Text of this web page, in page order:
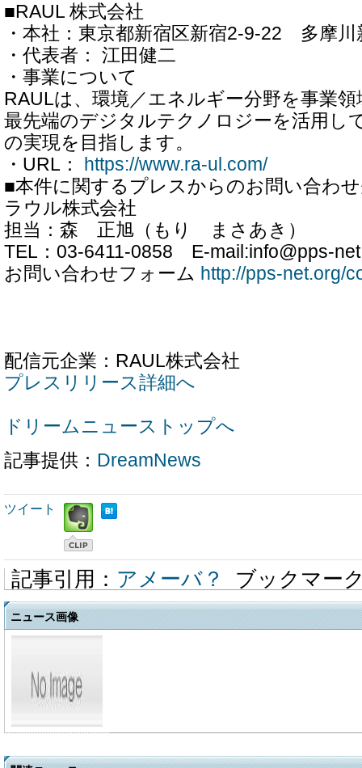
■RAUL 株式会社
・本社：東京都新宿区新宿2-9-22 多摩
・代表者： 江田健二
・事業について
RAULは、環境／エネルギー分野を事業
最先端のデジタルテクノロジーを活用し
の実現を目指します。
・URL：
https://www.ra-ul.com/
■本件に関するプレスからのお問い合わ
ラウル株式会社
担当：森 正旭（もり まさあき）
TEL：03-6411-0858 E-mail:info@pps-
お問い合わせフォーム http://pps-net.org/
配信元企業：RAUL株式会社
プレスリリース詳細へ
ドリームニューストップへ
記事提供： DreamNews
ツイート
記事引用： アメーバ？ ブックマー
ニュース画像